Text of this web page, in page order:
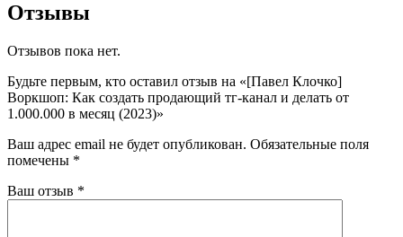
Отзывы
Отзывов пока нет.
Будьте первым, кто оставил отзыв на «[Павел Клочко]
Воркшоп: Как создать продающий тг-канал и делать от
1.000.000 в месяц (2023)»
Ваш адрес email не будет опубликован. Обязательные поля
помечены *
Ваш отзыв *